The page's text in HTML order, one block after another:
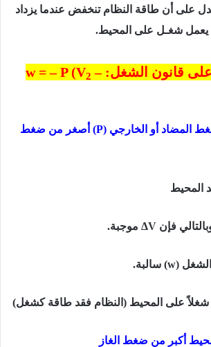
على أن طاقة النظام تنخفض عندما یزداد
یعمل شغـل على المحیط.
قانون الشغل: w = – P (V2 –
المضاد أو الخارجي (P) أصغر من ضغط
المحيط
فإن ΔV موجبة.
(w) سالبة.
شغلاً على المحيط (النظام فقد طاقة كشغل)